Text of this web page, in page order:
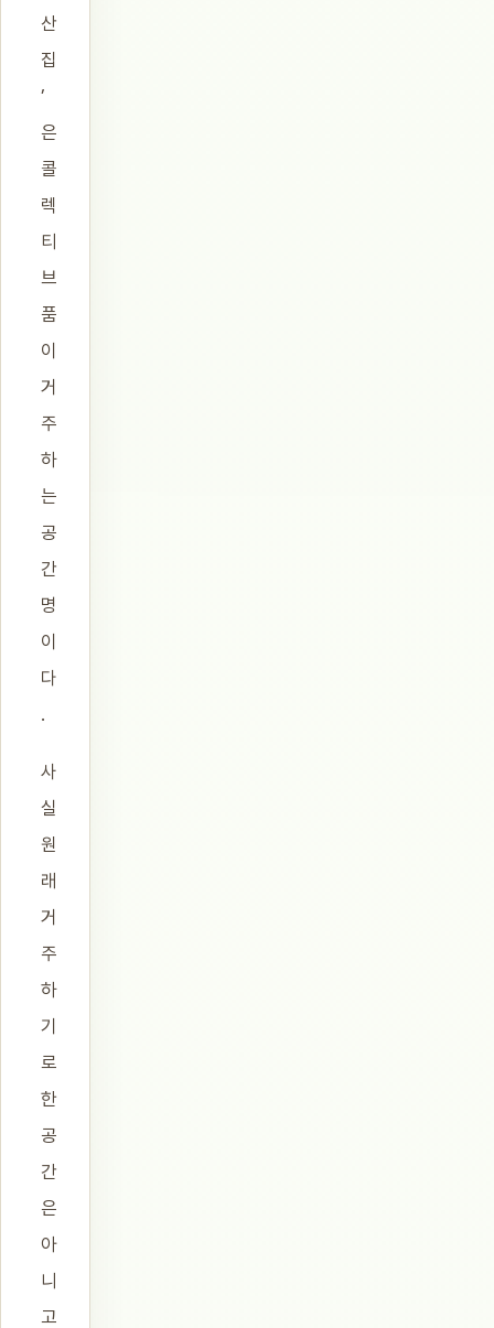
산
집
’
은
콜
렉
티
브
품
이
거
주
하
는
공
간
명
이
다
.
사
실
원
래
거
주
하
기
로
한
공
간
은
아
니
고